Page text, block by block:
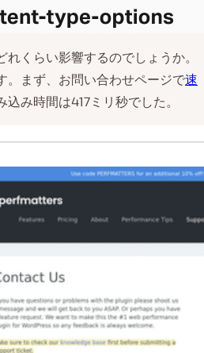
くらい影響するのでしょうか。
。まず、お問い合わせページで速
み時間は417ミリ秒でした。